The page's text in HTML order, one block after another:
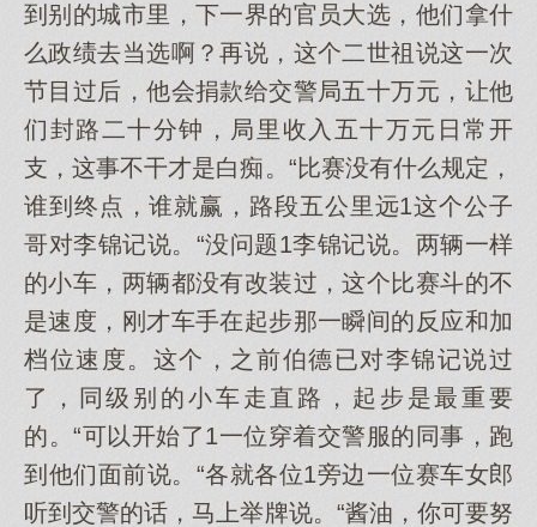
到别的城市里，下一界的官员大选，他们拿什
么政绩去当选啊？再说，这个二世祖说这一次
节目过后，他会捐款给交警局五十万元，让他
们封路二十分钟，局里收入五十万元日常开
支，这事不干才是白痴。“比赛没有什么规定，
谁到终点，谁就赢，路段五公里远1这个公子
哥对李锦记说。“没问题1李锦记说。两辆一样
的小车，两辆都没有改装过，这个比赛斗的不
是速度，刚才车手在起步那一瞬间的反应和加
档位速度。这个，之前伯德已对李锦记说过
了，同级别的小车走直路，起步是最重要
的。“可以开始了1一位穿着交警服的同事，跑
到他们面前说。“各就各位1旁边一位赛车女郎
听到交警的话，马上举牌说。“酱油，你可要努